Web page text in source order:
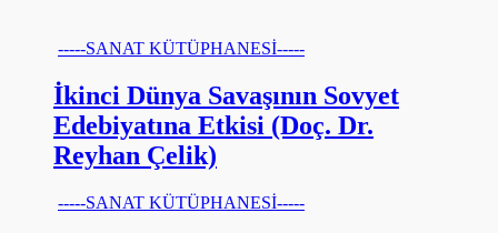
-----SANAT KÜTÜPHANESİ-----
İkinci Dünya Savaşının Sovyet
Edebiyatına Etkisi (Doç. Dr.
Reyhan Çelik)
-----SANAT KÜTÜPHANESİ-----